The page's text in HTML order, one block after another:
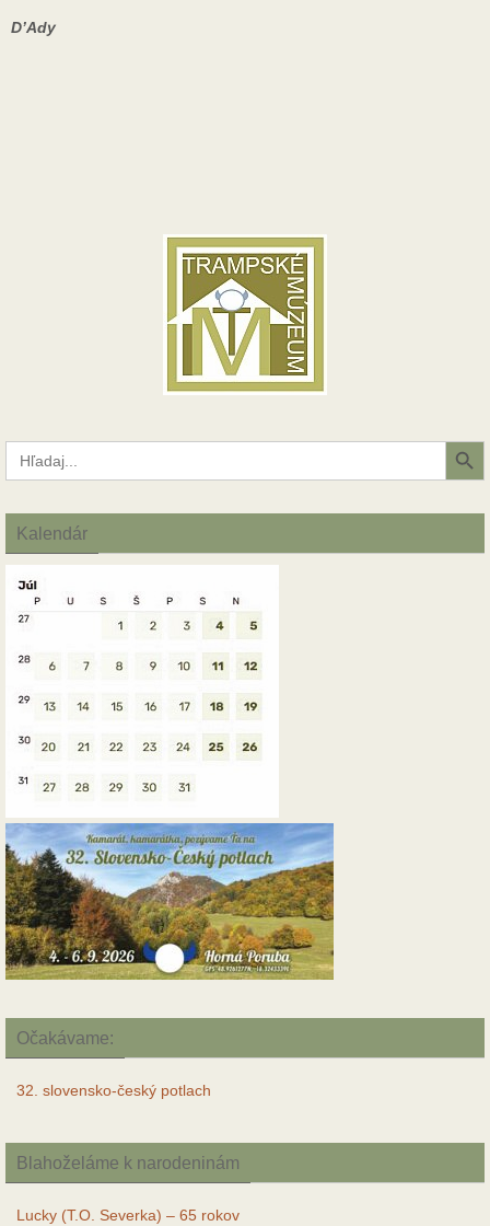
D’Ady
Search
for:
Search Button
Kalendár
Očakávame:
32. slovensko-český potlach
Blahoželáme k narodeninám
Lucky (T.O. Severka) – 65 rokov